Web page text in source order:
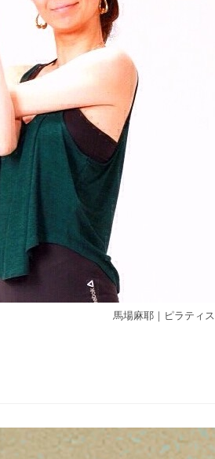
馬場麻耶｜ピラティス